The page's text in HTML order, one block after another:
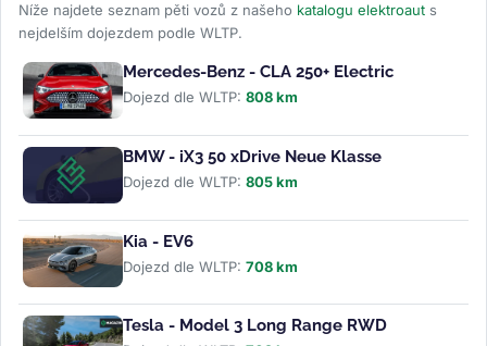
Níže najdete seznam pěti vozů z našeho katalogu elektroaut s
nejdelším dojezdem podle WLTP.
Mercedes-Benz - CLA 250+ Electric
Dojezd dle WLTP: 808 km
BMW - iX3 50 xDrive Neue Klasse
Dojezd dle WLTP: 805 km
Kia - EV6
Dojezd dle WLTP: 708 km
Tesla - Model 3 Long Range RWD